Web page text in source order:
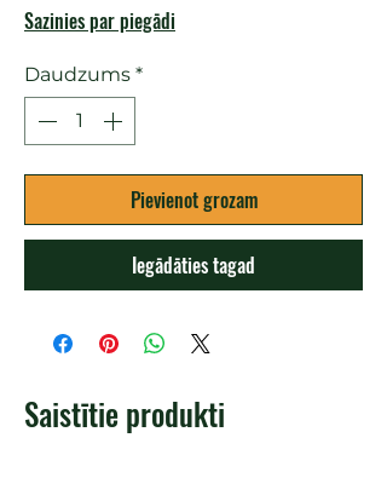
Sazinies par piegādi
Daudzums *
Pievienot grozam
Iegādāties tagad
Saistītie produkti